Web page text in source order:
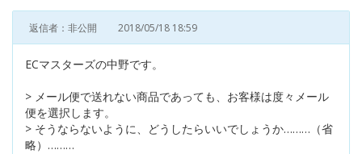
返信者：非公開 2018/05/18 18:59
ECマスターズの中野です。
> メール便で送れない商品であっても、お客様は度々メール
便を選択します。
> そうならないように、どうしたらいいでしょうか………（省
略）………